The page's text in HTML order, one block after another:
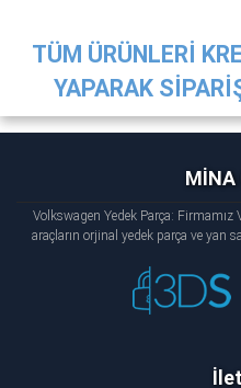
TÜM ÜRÜNLERİ
YAPARAK
MİNA
Volkswagen Yedek Parça: Firmamız
araçların orjinal yedek parça ve yan